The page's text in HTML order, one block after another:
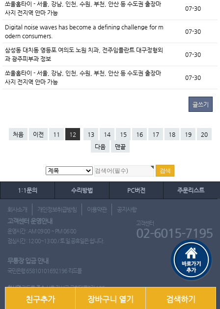
쏘울홈타이 - 서울, 강남, 인천, 수원, 부천, 안산 등 수도권 출장마
사지 전지역 안마 가능
07-30
Digital noise waves has become a defining challenge for m
odern consumers.
07-30
삼성동 대치동 영등포 여의도 노원 치과, 전주임플란트 대구정형외
과 광주피부과 정보
07-30
쏘울홈타이 - 서울, 강남, 인천, 수원, 부천, 안산 등 수도권 출장마
사지 전지역 안마 가능
07-30
글쓰기
처음 이전 11 12 13 14 15 16 17 18 19
20
다음
맨끝
1:1문의 수리방법 PC버전 주문리스트
회사소개 개인정보취급방침 이용약관 공지사항
고객센터 운영안내
운영시간 : AM 09:00 ~ PM 06:00
점심시간 : 12:00~13:00 / 토.일.공휴일은 쉽니다.
고객센터
02-6015-7195
무통장 입금 안내
국민은행 65810101692196 리드몰
회사명리드몰주소서울 강서구 국회대로7길 126
사업자 등록번호412-10-97537 이영은전화02-6015-7195
친구추가 장바구니 열기 검색하기